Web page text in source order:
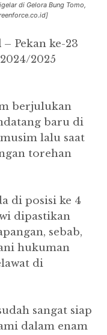
di Gelora Bung Tomo,
– Pekan ke-23
2025
berjulukan
baru di
lalu saat
torehan
di posisi ke 4
dipastikan
sebab,
hukuman
di
sangat siap
dalam enam